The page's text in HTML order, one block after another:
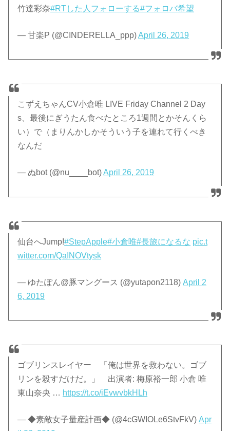
竹達彩奈#RTした人フォローする#フォロバ希望
— 甘楽P (@CINDERELLA_ppp)April 26, 2019
こずえちゃんCV小倉唯 LIVE Friday Channel 2 Day
s、最後にぎうたん食べたところ1週間とかそんくら
い）で（まりんかしかそういう子を連れて行くべき
なんだ
— ぬbot (@nu____bot)April 26, 2019
仙台へJump!#StepApple#小倉唯#長旅になるな pic.t
witter.com/QaINOVtysk
— ゆたぽん@豚マングース (@yutapon2118)April 2
6, 2019
ゴブリンスレイヤー 「俺は世界を救わない。ゴブ
リンを殺すだけだ。」 出演者: 梅原裕一郎 小倉 唯
東山奈央 … https://t.co/iEvwvbkHLh
— ◆素敵女子量産計画◆ (@4cGWIOLe6StvFkV)Apr